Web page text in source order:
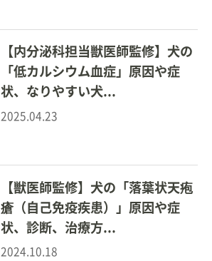
【内分泌科担当獣医師監修】犬の
「低カルシウム血症」原因や症
状、なりやすい犬...
2025.04.23
【獣医師監修】犬の「落葉状天疱
瘡（自己免疫疾患）」原因や症
状、診断、治療方...
2024.10.18